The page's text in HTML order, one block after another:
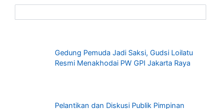
Gedung Pemuda Jadi Saksi, Gudsi Loilatu
Resmi Menakhodai PW GPI Jakarta Raya
Pelantikan dan Diskusi Publik Pimpinan